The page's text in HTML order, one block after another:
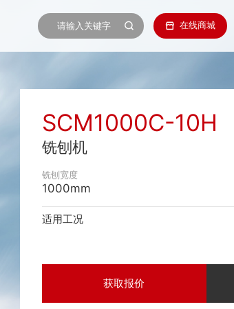
在线商城
SCM1000C-10H
铣刨机
铣刨宽度
1000mm
适用工况
获取报价